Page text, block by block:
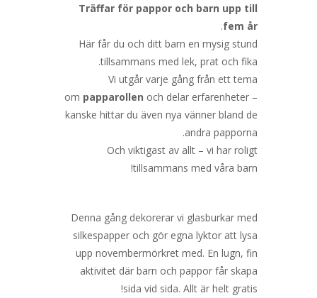
Träffar för pappor och barn upp till
fem år
.
Här får du och ditt barn en mysig stund
tillsammans med lek, prat och fika.
Vi utgår varje gång från ett tema
om papparollen och delar erfarenheter –
kanske hittar du även nya vänner bland de
andra papporna.
Och viktigast av allt – vi har roligt
tillsammans med våra barn!
Denna gång dekorerar vi glasburkar med
silkespapper och gör egna lyktor att lysa
upp novembermörkret med. En lugn, fin
aktivitet där barn och pappor får skapa
sida vid sida. Allt är helt gratis!